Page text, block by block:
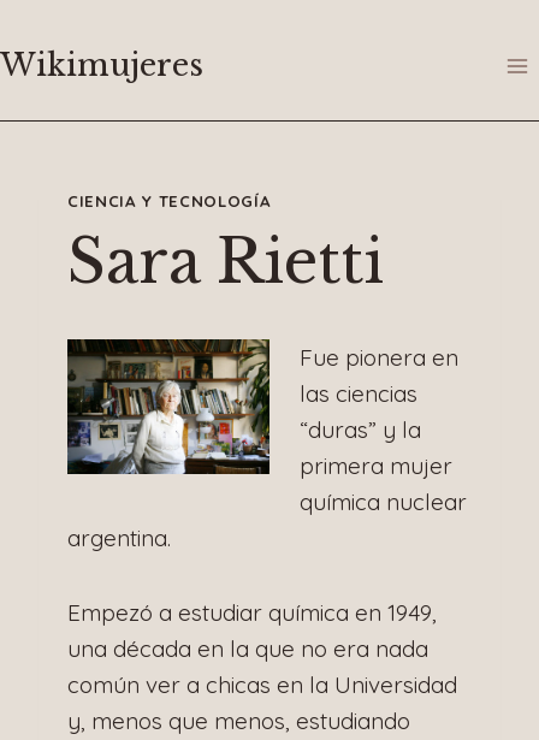
al
Wikimujeres
CIENCIA Y TECNOLOGÍA
Sara Rietti
Fue pionera en
las ciencias
“duras” y la
primera mujer
química nuclear
argentina.
Empezó a estudiar química en 1949,
una década en la que no era nada
común ver a chicas en la Universidad
y, menos que menos, estudiando